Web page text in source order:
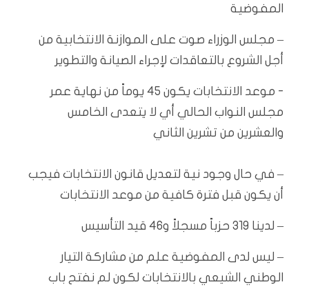
المفوضية
– مجلس الوزراء صوت على الموازنة الانتخابية من
أجل الشروع بالتعاقدات لإجراء الصيانة والتطوير
‌‎- موعد الانتخابات يكون 45 يوماً من نهاية عمر
مجلس النواب الحالي أي لا يتعدى الخامس
والعشرين من تشرين الثاني
– في حال وجود نية لتعديل قانون الانتخابات فيجب
أن يكون قبل فترة كافية من موعد الانتخابات
– لدينا 319 حزباً مسجلاً و46 قيد التأسيس
– ليس لدى المفوضية علم من مشاركة التيار
الوطني الشيعي بالانتخابات لكون لم نفتح باب